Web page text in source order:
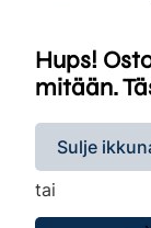
Hups!
mitään.
Sulje
tai